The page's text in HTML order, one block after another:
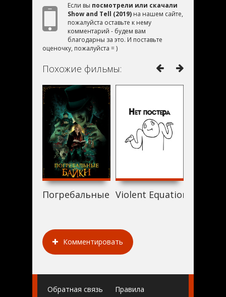
Если вы посмотрели или скачали
Show and Tell (2019) на нашем сайте,
пожалуйста оставьте к нему
комментарий - будем вам
благодарны за это. И поставьте
оценочку, пожалуйста = )
Похожие фильмы:
Погребальные байки (2019)
Violent Equation (2019)
Комментировать
Обратная связь Правила